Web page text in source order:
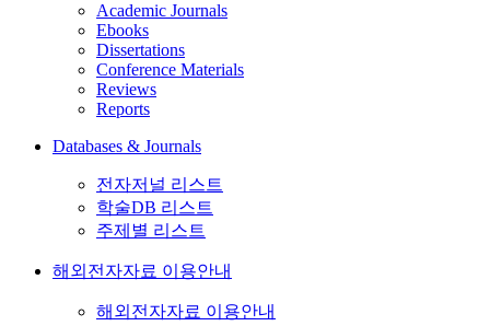
Academic Journals
Ebooks
Dissertations
Conference Materials
Reviews
Reports
Databases & Journals
전자저널 리스트
학술DB 리스트
주제별 리스트
해외전자자료 이용안내
해외전자자료 이용안내